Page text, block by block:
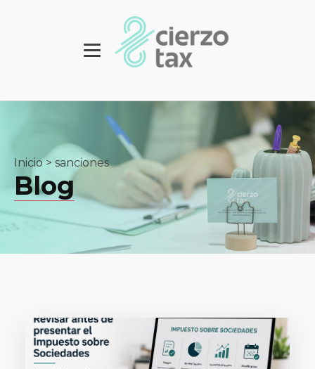
Inicio> sanciones
Blog